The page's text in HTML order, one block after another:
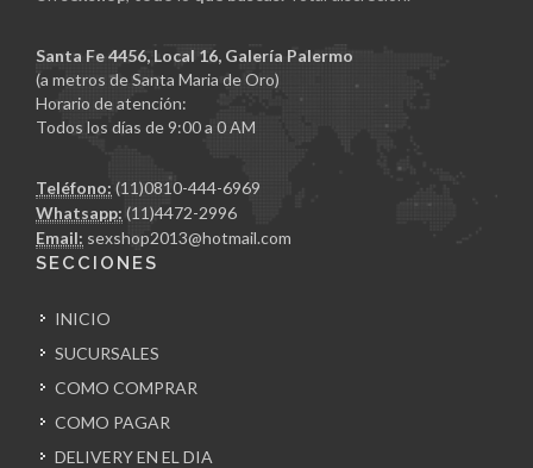
Santa Fe 4456, Local 16, Galería Palermo
(a metros de Santa Maria de Oro)
Horario de atención:
Todos los días de 9:00 a 0 AM
Teléfono: (11)0810-444-6969
Whatsapp: (11)4472-2996
Email: sexshop2013@hotmail.com
SECCIONES
INICIO
SUCURSALES
COMO COMPRAR
COMO PAGAR
DELIVERY EN EL DIA